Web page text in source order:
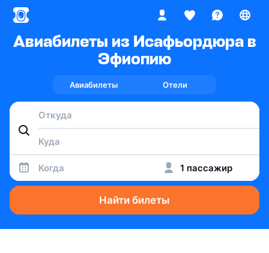
Авиабилеты из Исафьордюра в
Эфиопию
Авиабилеты Отели
Когда 1 пассажир
Найти билеты